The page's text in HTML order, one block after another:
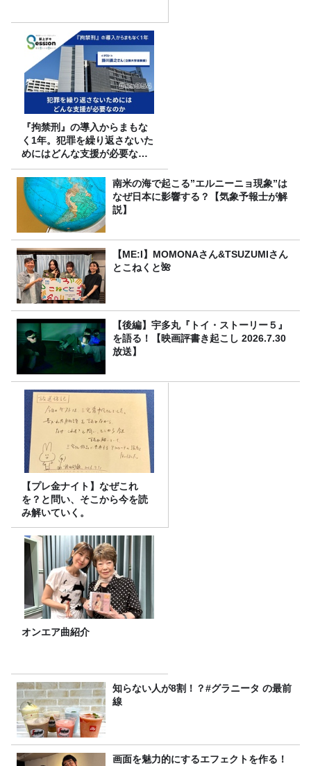
『拘禁刑』の導入からまもな
く1年。犯罪を繰り返さないた
めにはどんな支援が必要なの
か
南米の海で起こる”エルニーニョ現象”は
なぜ日本に影響する？【気象予報士が解
説】
【ME:I】MOMONAさん&TSUZUMIさん
とこねくと🌺
【後編】宇多丸『トイ・ストーリー５』
を語る！【映画評書き起こし 2026.7.30
放送】
【プレ金ナイト】なぜこれ
を？と問い、そこから今を読
み解いていく。
オンエア曲紹介
知らない人が8割！？#グラニータ の最前
線
画面を魅力的にするエフェクトを作る！